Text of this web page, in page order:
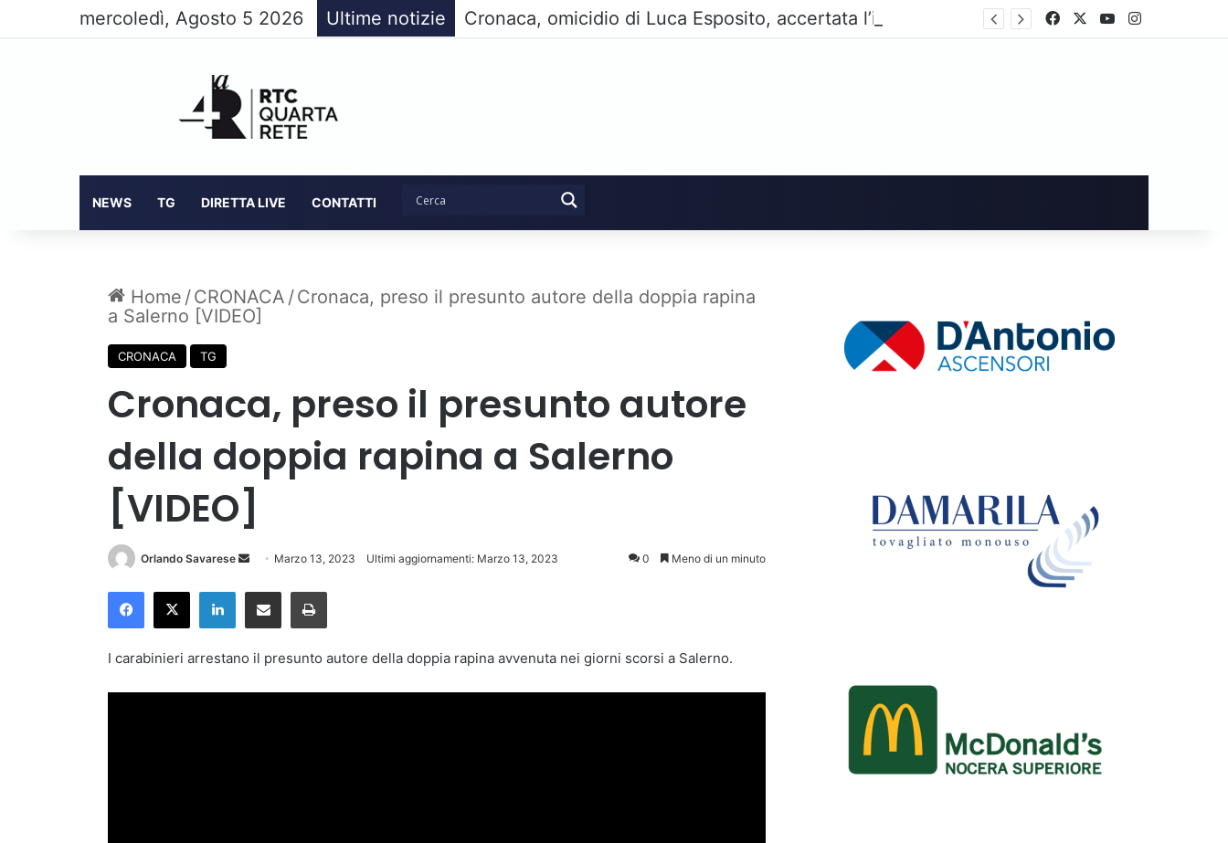
mercoledì, Agosto 5 2026 Ultime notizie FacebookYou TubeInstagram
NEWS TG DIRETTA LIVE CONTATTI
Home /CRONACA /Cronaca, preso il presunto autore della doppia rapina
a Salerno [VIDEO]
CRONACA TG
Cronaca, preso il presunto autore
della doppia rapina a Salerno
[VIDEO]
Orlando Savarese
Invia Marzo 13, 2023 Ultimi aggiornamenti: Marzo 13, 2023 0 Meno di un minuto
Facebook
X LinkedIn
Condividi via EmailStampa
I carabinieri arrestano il presunto autore della doppia rapina avvenuta nei giorni scorsi a Salerno.